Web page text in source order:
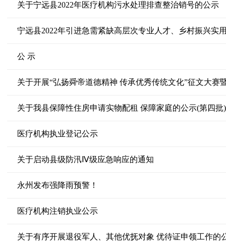
关于宁远县2022年医疗机构污水处理排查整治销号的公示
宁远县2022年引进急需紧缺高层次专业人才、乡村振兴实
公 示
关于开展“弘扬舜帝道德精神 传承优秀传统文化”征文大赛
关于我县保障性住房申请实物配租 保障家庭的公示(第四批)
医疗机构执业登记公示
关于启动县级防汛Ⅳ级应急响应的通知
永州发布强降雨预警！
医疗机构注销执业公示
关于有序开展退役军人、其他优抚对象 优待证申领工作的